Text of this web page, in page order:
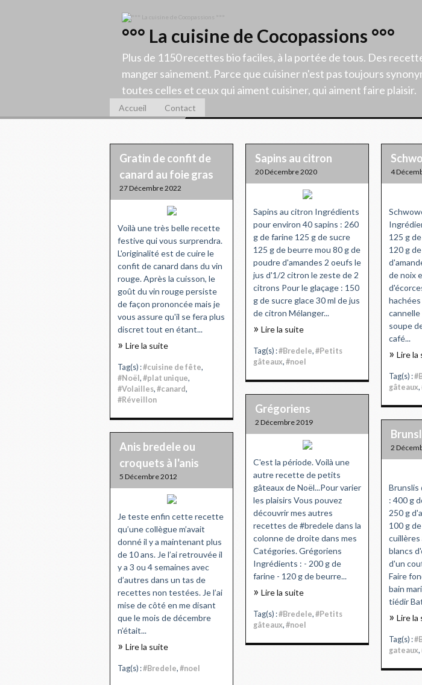
°°° La cuisine de Cocopassions °°°
Plus de 1150 recettes bio faciles, à la portée de tous. Des
manger sainement. Parce que cuisiner n'est pas toujours
toutes celles et ceux qui aiment cuisiner, qui aiment faire plaisir.
Accueil Contact
Gratin de confit de
canard au foie gras
27 Décembre 2022
Voilà une très belle recette
festive qui vous surprendra.
L'originalité est de cuire le
confit de canard dans du vin
rouge. Après la cuisson, le
goût du vin rouge persiste
de façon prononcée mais je
vous assure qu'il se fera plus
discret tout en étant...
Lire la suite
Tag(s) :#cuisine de fête,
#Noël, #plat unique,
#Volailles, #canard,
#Réveillon
Sapins au citron
20 Décembre 2020
Sapins au citron Ingrédients
pour environ 40 sapins : 260
g de farine 125 g de sucre
125 g de beurre mou 80 g de
poudre d'amandes 2 oeufs le
jus d'1/2 citron le zeste de 2
citrons Pour le glaçage : 150
g de sucre glace 30 ml de jus
de citron Mélanger...
Lire la suite
Tag(s) :#Bredele, #Petits
gâteaux, #noel
4
125 g
120 g
de noix
cannelle
soupe
café...
Lire la
Tag(s) :
gâteaux,
Grégoriens
2 Décembre 2019
C'est la période. Voilà une
autre recette de petits
gâteaux de Noël...Pour varier
les plaisirs Vous pouvez
découvrir mes autres
recettes de #bredele dans la
colonne de droite dans mes
Catégories. Grégoriens
Ingrédients : - 200 g de
farine - 120 g de beurre...
Lire la suite
Tag(s) :#Bredele, #Petits
gâteaux, #noel
2
Brunslis
: 400 g
250 g
100 g
cuillères
blancs
d'un
Faire
bain
tiédir
Lire la
Tag(s) :
gateaux,
Anis bredele ou
croquets à l'anis
5 Décembre 2012
Je teste enfin cette recette
qu’une collègue m’avait
donné il y a maintenant plus
de 10 ans. Je l’ai retrouvée il
y a 3 ou 4 semaines avec
d’autres dans un tas de
recettes non testées. Je l’ai
mise de côté en me disant
que le mois de décembre
n’était...
Lire la suite
Tag(s) :#Bredele, #noel